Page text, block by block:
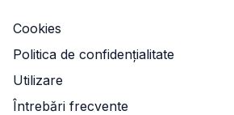
Cookies
Politica de confidențialitate
Utilizare
Întrebări frecvente